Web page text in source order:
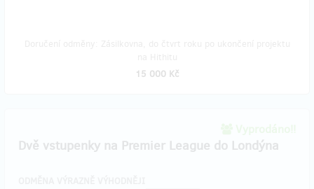
15 000 Kč
Dvě vstupenky na Premier League do Londýna